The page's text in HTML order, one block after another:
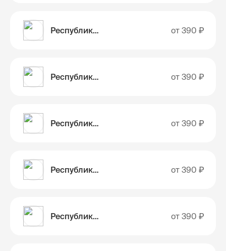
Республика Мордовия от 390 ₽
Республика Саха (Якутия) от 390 ₽
Республика Северная Осетия-Алания от 390 ₽
Республика Татарстан от 390 ₽
Республика Тыва от 390 ₽